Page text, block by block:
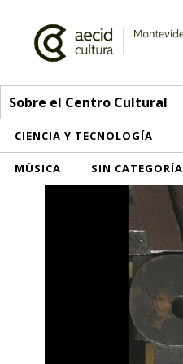
Sobre el Centro Cultural
CIENCIA Y TECNOLOGÍA
MÚSICA SIN CATEGORÍA
Sobre el Centro Cultural
Envíanos tu propuesta
Buzón de sugerencias